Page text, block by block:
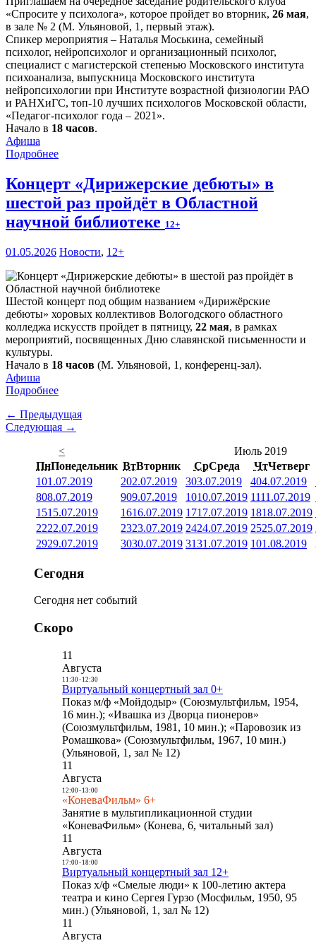
«Спросите у психолога», которое пройдет во вторник, 26 мая,
в зале № 2 (М. Ульяновой, 1, первый этаж).
Спикер мероприятия – Наталья Моськина, семейный
психолог, нейропсихолог и организационный психолог,
специалист с магистерской степенью Московского института
психоанализа, выпускница Московского института
нейропсихологии при Институте возрастной физиологии РАО
и РАНХиГС, топ-10 лучших психологов Московской области,
«Педагог-психолог года – 2021».
Начало в 18 часов.
Афиша
Подробнее
Концерт «Дирижерские дебюты» в
шестой раз пройдёт в Областной
научной библиотеке 12+
01.05.2026 Новости, 12+
Шестой концерт под общим названием «Дирижёрские
дебюты» хоровых коллективов Вологодского областного
колледжа искусств пройдет в пятницу, 22 мая, в рамках
мероприятий, посвященных Дню славянской письменности и
культуры.
Начало в 18 часов (М. Ульяновой, 1, конференц-зал).
Афиша
Подробнее
← Предыдущая
Следующая →
<
Июль 2019
ПнПонедельник ВтВторник СрСреда ЧтЧетверг
101.07.2019 202.07.2019 303.07.2019 404.07.2019
808.07.2019 909.07.2019 1010.07.2019 1111.07.2019
1515.07.2019 1616.07.2019 1717.07.2019 1818.07.2019
2222.07.2019 2323.07.2019 2424.07.2019 2525.07.2019
2929.07.2019 3030.07.2019 3131.07.2019 101.08.2019
Сегодня
Сегодня нет событий
Скоро
11
Августа
11:30- 12:30
Виртуальный концертный зал 0+
Показ м/ф «Мойдодыр» (Союзмультфильм, 1954,
16 мин.); «Ивашка из Дворца пионеров»
(Союзмультфильм, 1981, 10 мин.); «Паровозик из
Ромашкова» (Союзмультфильм, 1967, 10 мин.)
(Ульяновой, 1, зал № 12)
11
Августа
12:00- 13:00
«КоневаФильм» 6+
Занятие в мультипликационной студии
«КоневаФильм» (Конева, 6, читальный зал)
11
Августа
17:00- 18:00
Виртуальный концертный зал 12+
Показ х/ф «Смелые люди» к 100-летию актера
театра и кино Сергея Гурзо (Мосфильм, 1950, 95
мин.) (Ульяновой, 1, зал № 12)
11
Августа